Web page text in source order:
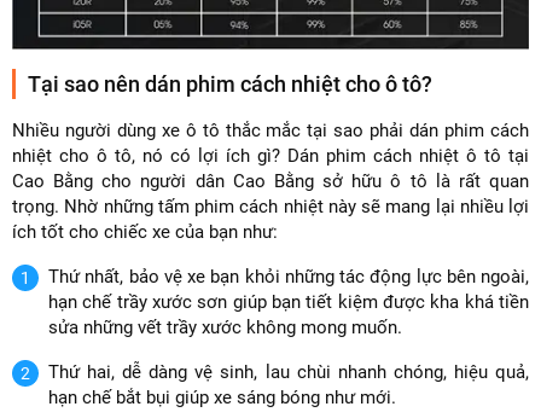
Tại sao nên dán phim cách nhiệt cho ô tô?
Nhiều người dùng xe ô tô thắc mắc tại sao phải dán phim cách
nhiệt cho ô tô, nó có lợi ích gì? Dán phim cách nhiệt ô tô tại
Cao Bằng cho người dân Cao Bằng sở hữu ô tô là rất quan
trọng. Nhờ những tấm phim cách nhiệt này sẽ mang lại nhiều lợi
ích tốt cho chiếc xe của bạn như:
Thứ nhất, bảo vệ xe bạn khỏi những tác động lực bên ngoài,
hạn chế trầy xước sơn giúp bạn tiết kiệm được kha khá tiền
sửa những vết trầy xước không mong muốn.
Thứ hai, dễ dàng vệ sinh, lau chùi nhanh chóng, hiệu quả,
hạn chế bắt bụi giúp xe sáng bóng như mới.